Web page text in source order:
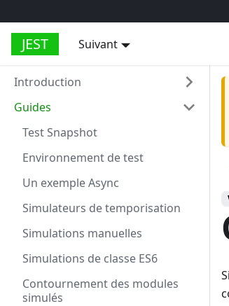
JEST Suivant
Introduction
Guides
Test Snapshot
Environnement de test
Un exemple Async
Simulateurs de temporisation
Simulations manuelles
Simulations de classe ES6
Contournement des modules
simulés